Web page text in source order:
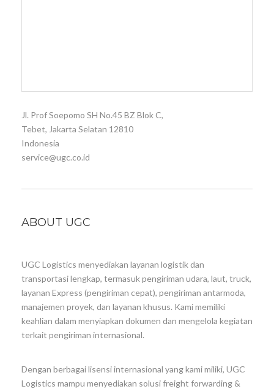
Jl. Prof Soepomo SH No.45 BZ Blok C,
Tebet, Jakarta Selatan 12810
Indonesia
service@ugc.co.id
ABOUT UGC
UGC Logistics menyediakan layanan logistik dan
transportasi lengkap, termasuk pengiriman udara, laut, truck,
layanan Express (pengiriman cepat), pengiriman antarmoda,
manajemen proyek, dan layanan khusus. Kami memiliki
keahlian dalam menyiapkan dokumen dan mengelola kegiatan
terkait pengiriman internasional.
Dengan berbagai lisensi internasional yang kami miliki, UGC
Logistics mampu menyediakan solusi freight forwarding &